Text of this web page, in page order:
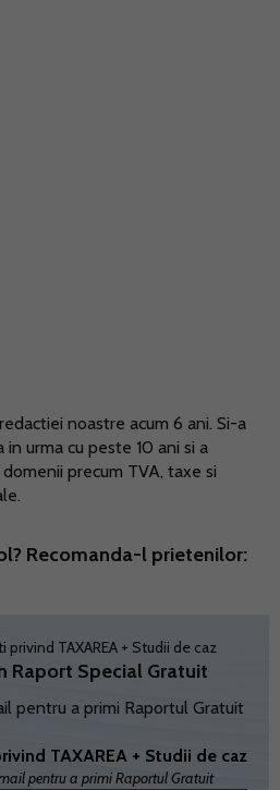
noastre acum 6 ani. Si-a
urma cu peste 10 ani si a
precum TVA, taxe si
Recomanda-l prietenilor:
Raport Special Gratuit
pentru a primi Raportul Gratuit
TAXAREA + Studii de caz
pentru a primi Raportul Gratuit